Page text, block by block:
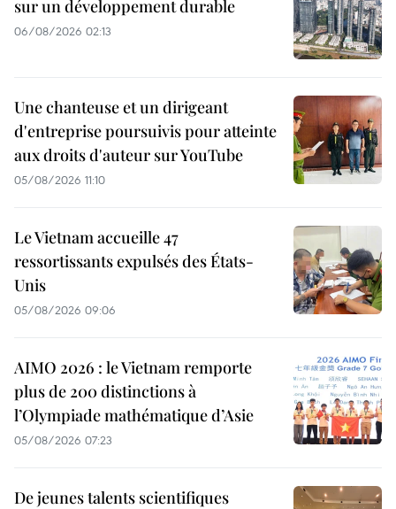
sur un développement durable
06/08/2026 02:13
Une chanteuse et un dirigeant
d'entreprise poursuivis pour atteinte
aux droits d'auteur sur YouTube
05/08/2026 11:10
Le Vietnam accueille 47
ressortissants expulsés des États-
Unis
05/08/2026 09:06
AIMO 2026 : le Vietnam remporte
plus de 200 distinctions à
l’Olympiade mathématique d’Asie
05/08/2026 07:23
De jeunes talents scientifiques